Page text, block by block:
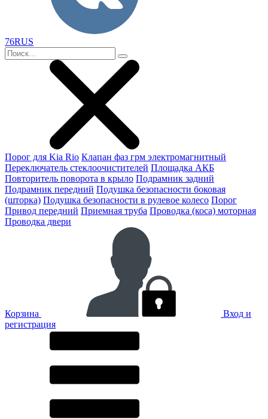
76RUS
Порог для Kia Rio Клапан фаз грм электромагнитный
Переключатель стеклоочистителей Площадка АКБ
Повторитель поворота в крыло Подрамник задний
Подрамник передний Подушка безопасности боковая
(шторка) Подушка безопасности в рулевое колесо Порог
Привод передний Приемная труба Проводка (коса) моторная
Проводка двери
Корзина
Вход и
регистрация